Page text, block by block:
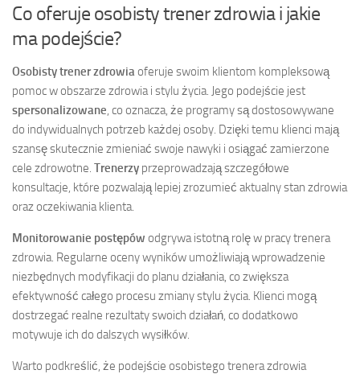
Co oferuje osobisty trener zdrowia i jakie
ma podejście?
Osobisty trener zdrowiaoferuje swoim klientom kompleksową
pomoc w obszarze zdrowia i stylu życia. Jego podejście jest
spersonalizowane, co oznacza, że programy są dostosowywane
do indywidualnych potrzeb każdej osoby. Dzięki temu klienci mają
szansę skutecznie zmieniać swoje nawyki i osiągać zamierzone
cele zdrowotne. Trenerzy przeprowadzają szczegółowe
konsultacje, które pozwalają lepiej zrozumieć aktualny stan zdrowia
oraz oczekiwania klienta.
Monitorowanie postępów odgrywa istotną rolę w pracy trenera
zdrowia. Regularne oceny wyników umożliwiają wprowadzenie
niezbędnych modyfikacji do planu działania, co zwiększa
efektywność całego procesu zmiany stylu życia. Klienci mogą
dostrzegać realne rezultaty swoich działań, co dodatkowo
motywuje ich do dalszych wysiłków.
Warto podkreślić, że podejście osobistego trenera zdrowia